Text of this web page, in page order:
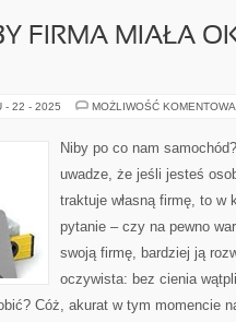
FIRMA MIAŁA
- 22 - 2025 MOŻLIWOŚĆ
Niby po co nam
uwadze, że jeśli jesteś
traktuje własną firmę, to w
pytanie – czy na pewno
swoją firmę, bardziej ją
oczywista: bez cienia
Cóż, akurat w tym momencie